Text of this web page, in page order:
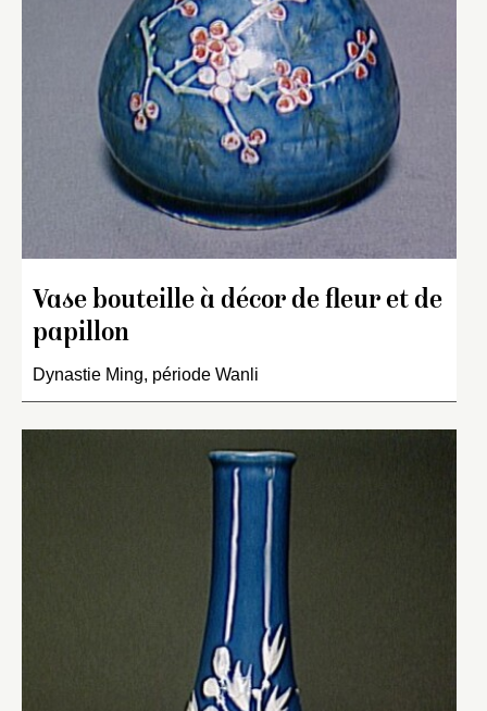
Vase bouteille à décor de fleur et de
papillon
Dynastie Ming, période Wanli